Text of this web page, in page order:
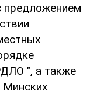
предложением
", а также